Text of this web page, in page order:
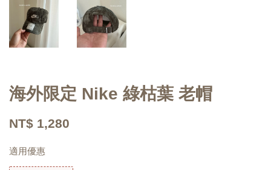
海外限定 Nike 綠枯葉 老帽
NT$ 1,280
適用優惠